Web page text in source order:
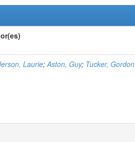
Laurie;Aston, Guy; Tucker, Gordon